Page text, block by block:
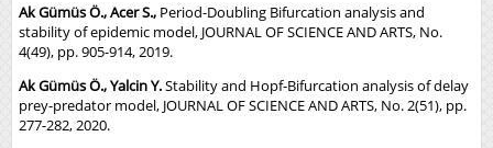
Ak Gümüs Ö., Acer S., Period-Doubling Bifurcation analysis and
stability of epidemic model, JOURNAL OF SCIENCE AND ARTS, No.
4(49), pp. 905-914, 2019.
Ak Gümüs Ö., Yalcin Y.Stability and Hopf-Bifurcation analysis of delay
prey-predator model, JOURNAL OF SCIENCE AND ARTS, No. 2(51), pp.
277-282, 2020.